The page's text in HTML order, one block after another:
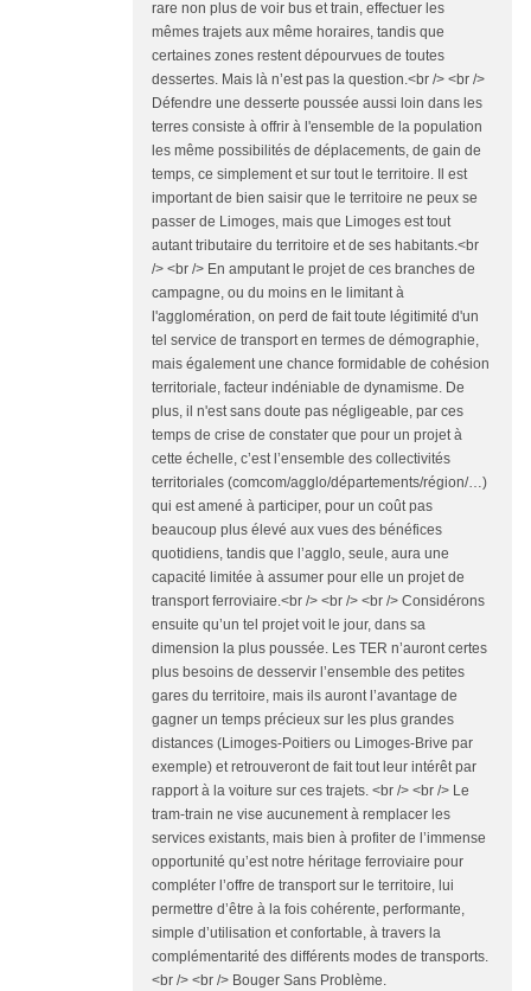
rare non plus de voir bus et train, effectuer les
mêmes trajets aux même horaires, tandis que
certaines zones restent dépourvues de toutes
dessertes. Mais là n’est pas la question.<br /> <br />
Défendre une desserte poussée aussi loin dans les
terres consiste à offrir à l'ensemble de la population
les même possibilités de déplacements, de gain de
temps, ce simplement et sur tout le territoire. Il est
important de bien saisir que le territoire ne peux se
passer de Limoges, mais que Limoges est tout
autant tributaire du territoire et de ses habitants.<br
/> <br /> En amputant le projet de ces branches de
campagne, ou du moins en le limitant à
l'agglomération, on perd de fait toute légitimité d'un
tel service de transport en termes de démographie,
mais également une chance formidable de cohésion
territoriale, facteur indéniable de dynamisme. De
plus, il n'est sans doute pas négligeable, par ces
temps de crise de constater que pour un projet à
cette échelle, c’est l’ensemble des collectivités
territoriales (comcom/agglo/départements/région/…)
qui est amené à participer, pour un coût pas
beaucoup plus élevé aux vues des bénéfices
quotidiens, tandis que l’agglo, seule, aura une
capacité limitée à assumer pour elle un projet de
transport ferroviaire.<br /> <br /> <br /> Considérons
ensuite qu’un tel projet voit le jour, dans sa
dimension la plus poussée. Les TER n’auront certes
plus besoins de desservir l’ensemble des petites
gares du territoire, mais ils auront l’avantage de
gagner un temps précieux sur les plus grandes
distances (Limoges-Poitiers ou Limoges-Brive par
exemple) et retrouveront de fait tout leur intérêt par
rapport à la voiture sur ces trajets. <br /> <br /> Le
tram-train ne vise aucunement à remplacer les
services existants, mais bien à profiter de l’immense
opportunité qu’est notre héritage ferroviaire pour
compléter l’offre de transport sur le territoire, lui
permettre d’être à la fois cohérente, performante,
simple d’utilisation et confortable, à travers la
complémentarité des différents modes de transports.
<br /> <br /> Bouger Sans Problème.